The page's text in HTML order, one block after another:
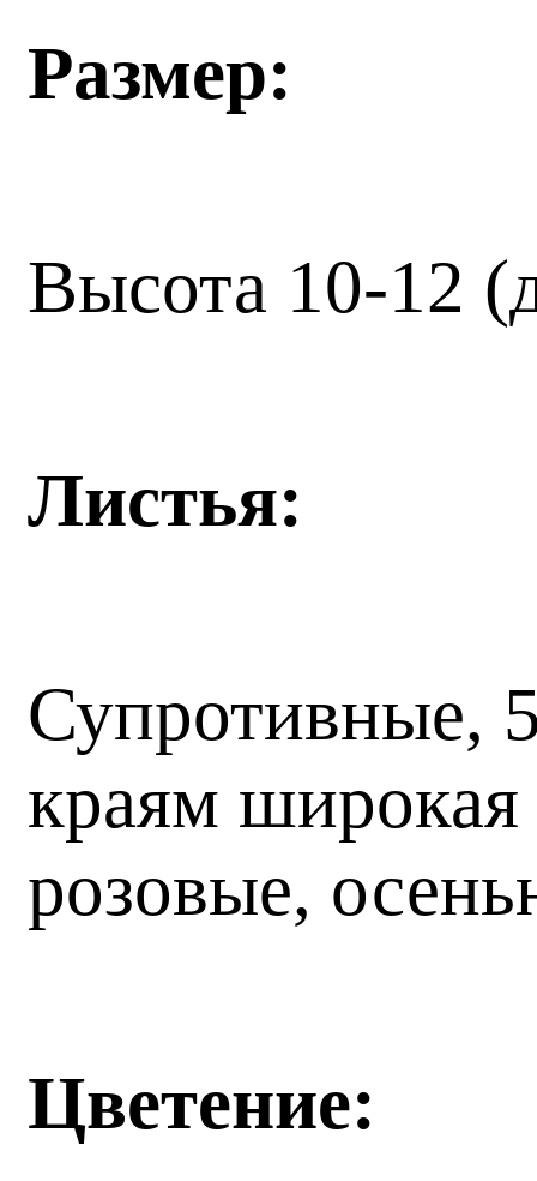
Размер:
Высота 10-12
Листья:
Супротивные,
краям широкая
розовые,
Цветение: